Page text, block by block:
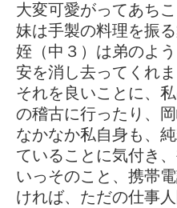
大変可愛がってあち
妹は手製の料理を振
姪（中３）は弟のよ
安を消し去ってくれま
それを良いことに、
の稽古に行ったり、
なかなか私自身も、
ていることに気付き
いっそのこと、携帯
ければ、ただの仕事